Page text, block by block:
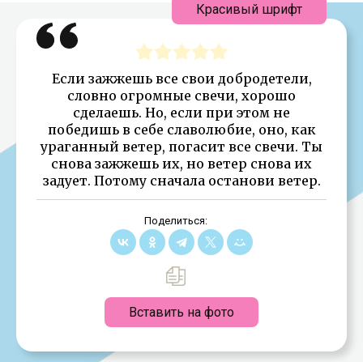
Если зажжешь все свои добродетели,
словно огромные свечи, хорошо
сделаешь. Но, если при этом не
победишь в себе славолюбие, оно, как
ураганный ветер, погасит все свечи. Ты
снова зажжешь их, но ветер снова их
задует. Потому сначала останови ветер.
Поделиться:
Вставить на фото
Красивый шрифт